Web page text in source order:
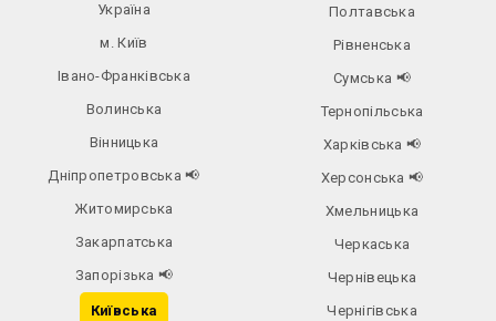
Україна
м. Київ
Івано-Франківська
Волинська
Вінницька
Дніпропетровська📢
Житомирська
Закарпатська
Запорізька 📢
Київська
Полтавська
Рівненська
Сумська 📢
Тернопільська
Харківська 📢
Херсонська 📢
Хмельницька
Черкаська
Чернівецька
Чернігівська